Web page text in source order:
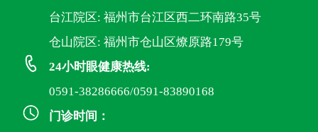
台江院区: 福州市台江区西二环南路35号
仓山院区: 福州市仓山区燎原路179号
24小时眼健康热线:
0591-38286666/0591-83890168
门诊时间：